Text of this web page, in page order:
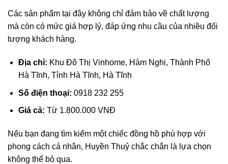
Các sản phẩm tại đây không chỉ đảm bảo về chất lượng
mà còn có mức giá hợp lý, đáp ứng nhu cầu của nhiều đối
tượng khách hàng.
Địa chỉ: Khu Đô Thị Vinhome, Hàm Nghi, Thành Phố
Hà Tĩnh, Tỉnh Hà Tĩnh, Hà Tĩnh
Số điện thoại: 0918 232 255
Giá cả: Từ 1.800.000 VNĐ
Nếu bạn đang tìm kiếm một chiếc đồng hồ phù hợp với
phong cách cá nhân, Huyền Thuỷ chắc chắn là lựa chọn
không thể bỏ qua.